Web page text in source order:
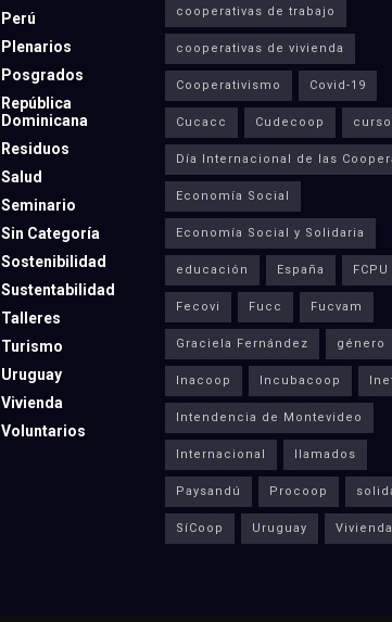
Perú
Plenarios
Posgrados
República
Dominicana
Residuos
Salud
Seminario
Sin Categoría
Sostenibilidad
Sustentabilidad
Talleres
Turismo
Uruguay
Vivienda
Voluntarios
cooperativas de trabajo
cooperativas de vivienda
Cooperativismo Covid-19
Cucacc Cudecoop
Día Internacional de las
Economía Social
Economía Social y Solidaria
educación España FCPU
Fecovi Fucc Fucvam
Graciela Fernández género
Inacoop Incubacoop
Intendencia de Montevideo
Internacional llamados
Paysandú Procoop
SíCoop Uruguay Vivienda